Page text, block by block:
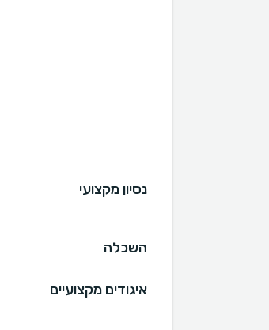
נסיון מקצועי
השכלה
איגודים מקצועיים